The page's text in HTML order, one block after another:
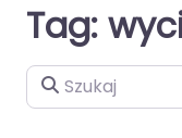
Tag:
Szukaj